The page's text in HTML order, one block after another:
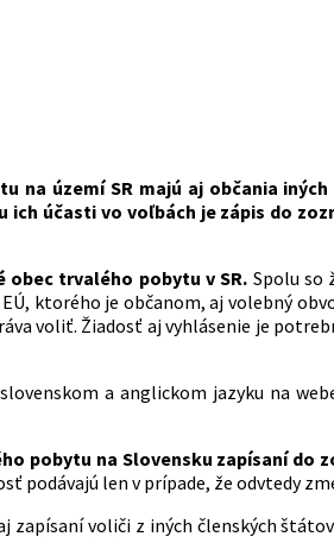
na území SR majú aj občania
ich účasti vo voľbách je zápis do
obec trvalého pobytu v SR. Spolu so
ktorého je občanom, aj volebný
voliť. Žiadosť aj vyhlásenie je
a anglickom jazyku na
pobytu na Slovensku zapísaní do
podávajú len v prípade, že odvtedy
zapísaní voliči z iných členských